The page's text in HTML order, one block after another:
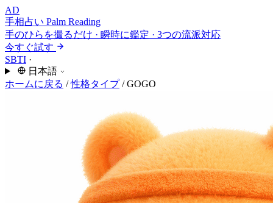
AD
手相占い Palm Reading
手のひらを撮るだけ · 瞬時に鑑定 · 3つの流派対応
今すぐ試す
SBTI ·
日本語
ホームに戻る / 性格タイプ / GOGO